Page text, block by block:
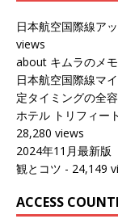
日本航空国際線ア
views
about キムラのメモ
日本航空国際線マ
定タイミングの全容
ホテル トリフィー
28,280 views
2024年11月最新
観とコツ - 24,149
ACCESS